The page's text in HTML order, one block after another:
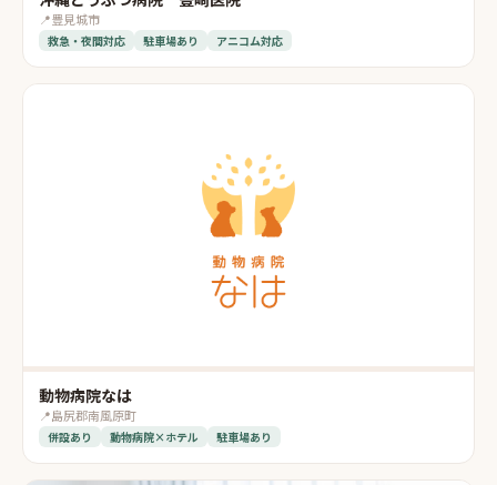
📍豊見城市
救急・夜間対応 駐車場あり アニコム対応
動物病院なは
📍島尻郡南風原町
併設あり 動物病院×ホテル 駐車場あり